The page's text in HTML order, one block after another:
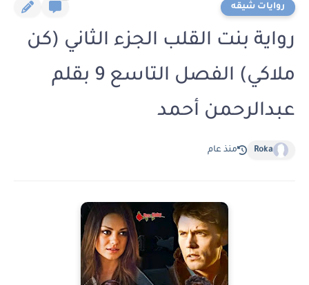
روايات شيقه
رواية بنت القلب الجزء الثاني (كن
ملاكي) الفصل التاسع 9 بقلم
عبدالرحمن أحمد
Roka منذ عام